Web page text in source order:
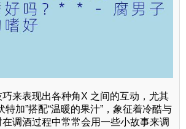
来表现出各种角X 之间的互动，尤其
特加”搭配“温暖的果汁”，象征着冷酷与
调酒过程中常常会用一些小故事来调